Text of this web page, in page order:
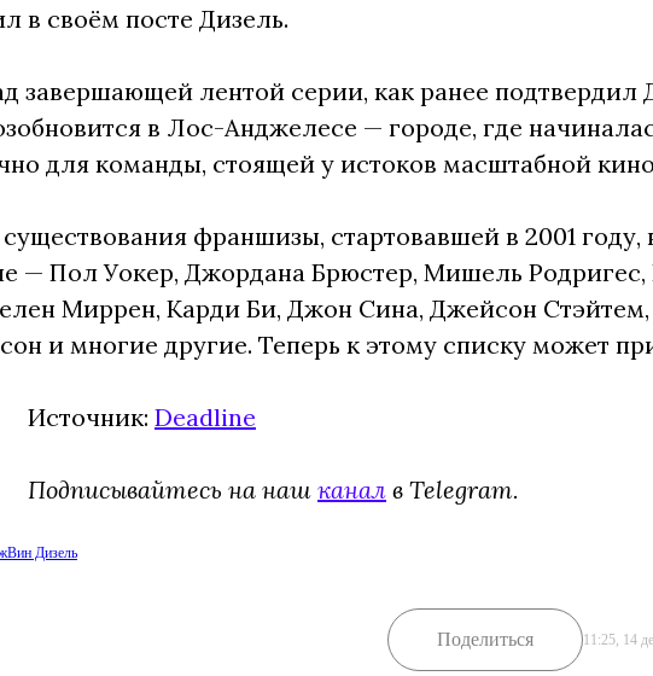
в своём посте Дизель.
завершающей лентой серии, как ранее
в Лос-Анджелесе — городе, где
для команды, стоящей у истоков масштабной
франшизы, стартовавшей в 2001
— Пол Уокер, Джордана Брюстер, Мишель
Миррен, Карди Би, Джон Сина, Джейсон Стэйтем,
и многие другие. Теперь к этому списку может
Источник: Deadline
Подписывайтесь на наш канал в Telegram.
Вин Дизель
Поделиться 11:25, 14